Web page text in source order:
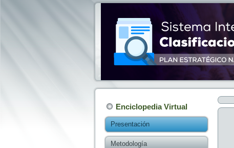
Enciclopedia Virtual
Presentación
Metodología